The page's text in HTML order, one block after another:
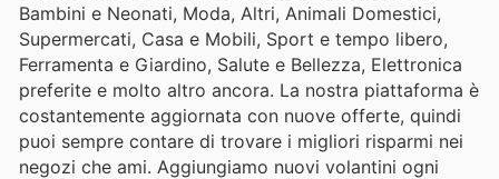
Bambini e Neonati, Moda, Altri, Animali Domestici,
Supermercati, Casa e Mobili, Sport e tempo libero,
Ferramenta e Giardino, Salute e Bellezza, Elettronica
preferite e molto altro ancora. La nostra piattaforma è
costantemente aggiornata con nuove offerte, quindi
puoi sempre contare di trovare i migliori risparmi nei
negozi che ami. Aggiungiamo nuovi volantini ogni